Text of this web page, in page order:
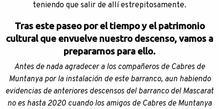
teniendo que salir de allí estrepitosamente.
Tras este paseo por el tiempo y el patrimonio
cultural que envuelve nuestro descenso, vamos a
prepararnos para ello.
Antes de nada agradecer a los compañeros de Cabres de
Muntanya por la instalación de este barranco, aun habiendo
evidencias de anteriores descensos del barranco del Mascarat
no es hasta 2020 cuando los amigos de Cabres de Muntanya